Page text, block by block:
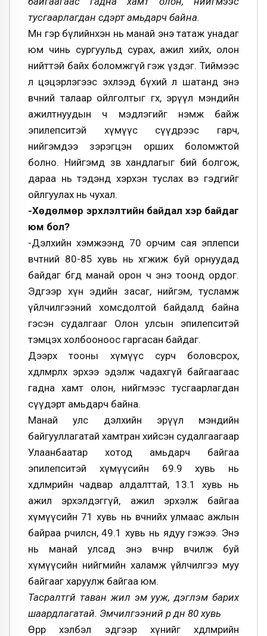
тусгаарлагдан сүүдэрт амьдарч байна.
Мөн гэр бүлийнхэн нь манай энэ татаж унадаг
юм чинь сургуульд сурах, ажил хийх, олон
нийттэй байх боломжгүй гэж үздэг. Тиймээс
л цэцэрлэгээс эхлээд бүхий л шатанд энэ
өвчний талаар ойлголтыг өгөх, эрүүл мэндийн
ажилтнуудын ч мэдлэгийг нэмж байж
эпилепситэй хүмүүс сүүдрээс гарч,
нийгэмдээ зэрэгцэн орших боломжтой
болно. Нийгэмд зөв хандлагыг бий болгож,
дараа нь тэдэнд хэрхэн туслах вэ гэдгийг
ойлгуулах нь чухал.
-Хөдөлмөр эрхлэлтийн байдал хэр байдаг
юм бол?
-Дэлхийн хэмжээнд 70 орчим сая эплепси
өвчтөний 80-85 хувь нь хөгжиж буй орнуудад
байдаг бөгөөд манай орон ч энэ тоонд ордог.
Эдгээр хүн эдийн засаг, нийгэм, тусламж
үйлчилгээний хомсдолтой байдалд байна
гэсэн судалгааг Олон улсын эпилепситэй
тэмцэх холбооноос гаргасан байдаг.
Дээрх тооны хүмүүс сурч боловсрох,
хөдөлмөрлөх эрхээ эдэлж чадахгүй байгаагаас
гадна хамт олон, нийгмээс тусгаарлагдан
сүүдэрт амьдарч байна.
Манай улс дэлхийн эрүүл мэндийн
байгууллагатай хамтран хийсэн судалгаагаар
Улаанбаатар хотод амьдарч байгаа
эпилепситэй хүмүүсийн 69.9 хувь нь
хөдөлмөрийн чадвар алдалттай, 13.1 хувь нь
ажил эрхэлдэггүй, ажил эрхэлж байгаа
хүмүүсийн 71 хувь нь өвчнийхөө улмаас ажлын
байраа өөрчилсөн, 49.1 хувь нь ядуу гэжээ. Энэ
нь манай улсад энэ өвчнөөр өвчилж буй
хүмүүсийн нийгмийн халамж үйлчилгээ муу
байгааг харуулж байгаа юм.
Тасралтгүй таван жил эм ууж, дэглэм барих
шаардлагатай. Эмчилгээний үр дүн 80 хувь
Өөрөөр хэлбэл эдгээр хүнийг хөдөлмөрийн